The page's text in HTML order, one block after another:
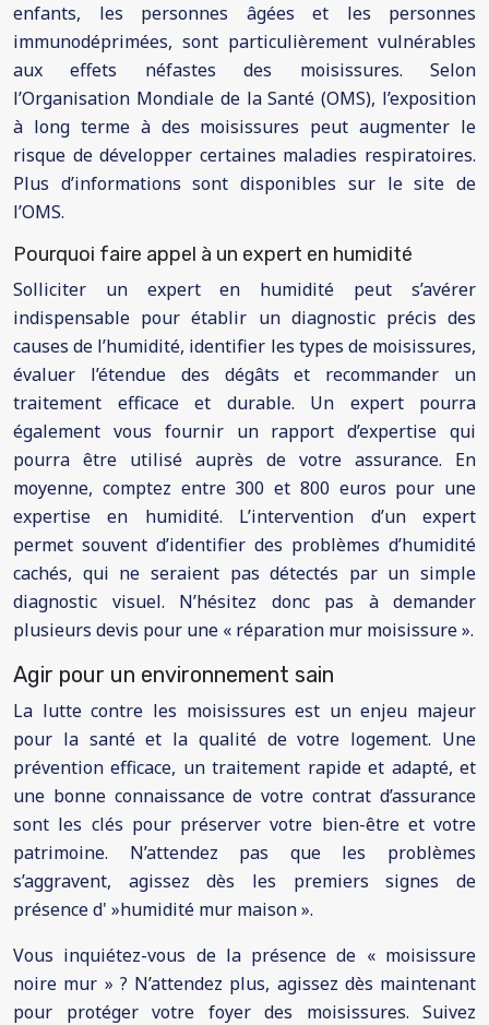
enfants, les personnes âgées et les personnes
immunodéprimées, sont particulièrement vulnérables
aux effets néfastes des moisissures. Selon
l’Organisation Mondiale de la Santé (OMS), l’exposition
à long terme à des moisissures peut augmenter le
risque de développer certaines maladies respiratoires.
Plus d’informations sont disponibles sur le site de
l’OMS.
Pourquoi faire appel à un expert en humidité
Solliciter un expert en humidité peut s’avérer
indispensable pour établir un diagnostic précis des
causes de l’humidité, identifier les types de moisissures,
évaluer l’étendue des dégâts et recommander un
traitement efficace et durable. Un expert pourra
également vous fournir un rapport d’expertise qui
pourra être utilisé auprès de votre assurance. En
moyenne, comptez entre 300 et 800 euros pour une
expertise en humidité. L’intervention d’un expert
permet souvent d’identifier des problèmes d’humidité
cachés, qui ne seraient pas détectés par un simple
diagnostic visuel. N’hésitez donc pas à demander
plusieurs devis pour une « réparation mur moisissure ».
Agir pour un environnement sain
La lutte contre les moisissures est un enjeu majeur
pour la santé et la qualité de votre logement. Une
prévention efficace, un traitement rapide et adapté, et
une bonne connaissance de votre contrat d’assurance
sont les clés pour préserver votre bien-être et votre
patrimoine. N’attendez pas que les problèmes
s’aggravent, agissez dès les premiers signes de
présence d' »humidité mur maison ».
Vous inquiétez-vous de la présence de « moisissure
noire mur » ? N’attendez plus, agissez dès maintenant
pour protéger votre foyer des moisissures. Suivez